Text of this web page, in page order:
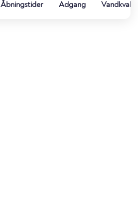
Åbningstider Adgang